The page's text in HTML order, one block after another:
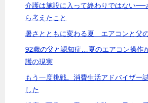
介護は施設に入って終わりではない──
ら考えたこと
暑さとともに変わる夏 エアコンと父
92歳の父と認知症…夏のエアコン操作
護の現実
もう一度挑戦。消費生活アドバイザー
した